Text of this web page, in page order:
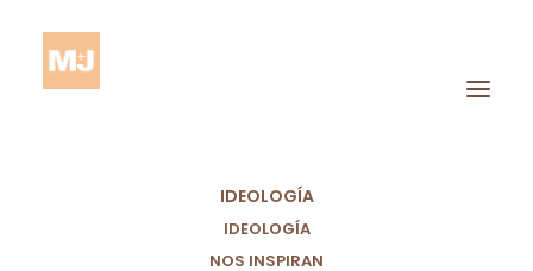
IDEOLOGÍA
IDEOLOGÍA
NOS INSPIRAN